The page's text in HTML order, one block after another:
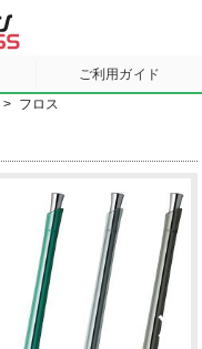
ご利用ガイド
> フロス
Next